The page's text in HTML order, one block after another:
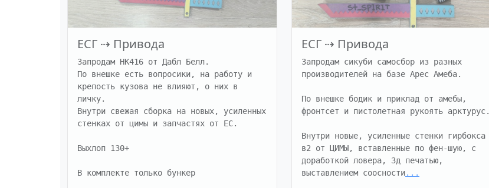
ЕСГ ⇢ Привода
Запродам HK416 от Дабл Белл.
По внешке есть вопросики, на работу и
крепость кузова не влияют, о них в
личку.
Внутри свежая сборка на новых, усиленных
стенках от цимы и запчастях от ЕС.
Выхлоп 130+
В комплекте только бункер
ЕСГ ⇢ Привода
Запродам сикуби самосбор из разных
производителей на базе Арес Амеба.
По внешке бодик и приклад от амебы,
фронтсет и пистолетная рукоять арктурус.
Внутри новые, усиленные стенки гирбокса
в2 от ЦИМЫ, вставленные по фен-шую, с
доработкой ловера, 3д печатью,
выставлением соосности...